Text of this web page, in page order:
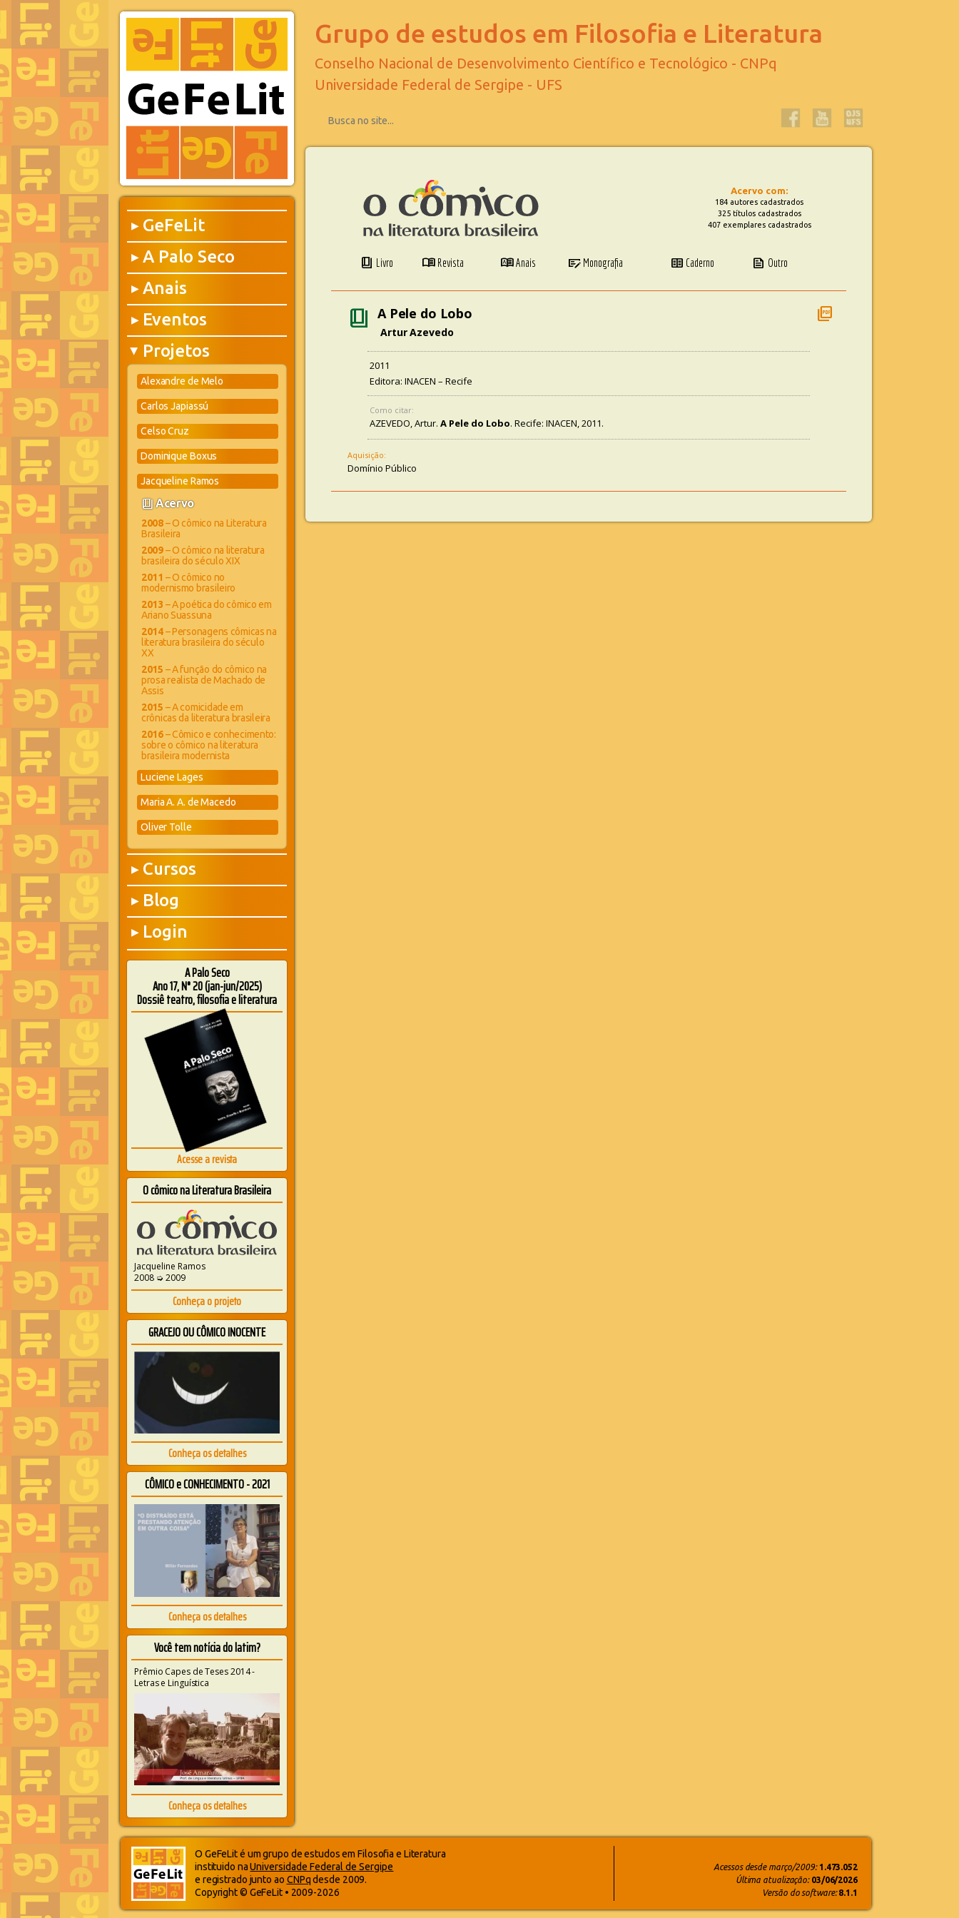
▶ GeFeLit
▶ A Palo Seco
▶ Anais
▶ Eventos
▶ Projetos
Alexandre de Melo
Carlos Japiassú
Celso Cruz
Dominique Boxus
Jacqueline Ramos
book_4Acervo
2008– O cômico na Literatura
Brasileira
2009– O cômico na literatura
brasileira do século XIX
2011 – O cômico no
modernismo brasileiro
2013 – A poética do cômico em
Ariano Suassuna
2014– Personagens cômicas na
literatura brasileira do século
XX
2015 – A função do cômico na
prosa realista de Machado de
Assis
2015 – A comicidade em
crônicas da literatura brasileira
2016– Cômico e conhecimento:
sobre o cômico na literatura
brasileira modernista
Luciene Lages
Maria A. A. de Macedo
Oliver Tolle
▶ Cursos
▶ Blog
▶ Login
A Palo Seco
Ano 17, N° 20 (jan-jun/2025)
Dossiê teatro, filosofia e literatura
Acesse a revista
O cômico na Literatura Brasileira
Jacqueline Ramos
2008 ➭ 2009
Conheça o projeto
GRACEJO OU CÔMICO INOCENTE
Conheça os detalhes
CÔMICO e CONHECIMENTO - 2021
Conheça os detalhes
Você tem notícia do latim?
Prêmio Capes de Teses 2014 -
Letras e Linguística
Conheça os detalhes
Grupo de estudos em Filosofia e Literatura
Conselho Nacional de Desenvolvimento Científico e Tecnológico - CNPq
Universidade Federal de Sergipe - UFS
Acervo com:
184 autores cadastrados
325 títulos cadastrados
407 exemplares cadastrados
book_4 Livro menu_book Revista dictionaryAnais checkbook Monografia two_pager Caderno news Outro
book_4 A Pele do Lobo picture_as_pdf
Artur Azevedo
2011
Editora: INACEN – Recife
Como citar:
AZEVEDO, Artur. A Pele do Lobo. Recife: INACEN, 2011.
Aquisição:
Domínio Público
O GeFeLit é um grupo de estudos em Filosofia e Literatura
instituido naUniversidade Federal de Sergipe
e registrado junto ao CNPqdesde 2009.
Copyright © GeFeLit • 2009-2026
Acessos desde março/2009: 1.473.052
Última atualização: 03/06/2026
Versão do software: 8.1.1